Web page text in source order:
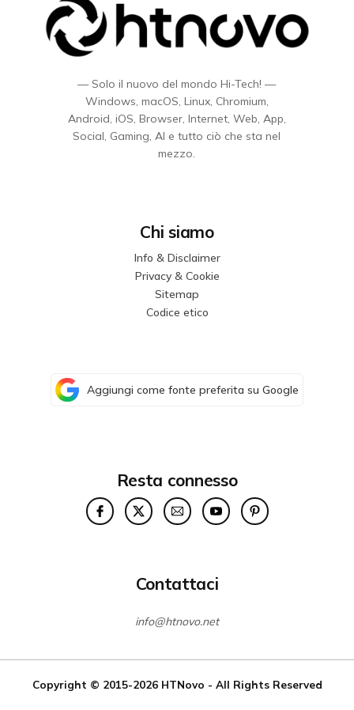
— Solo il nuovo del mondo Hi-Tech! —
Windows, macOS, Linux, Chromium,
Android, iOS, Browser, Internet, Web, App,
Social, Gaming, AI e tutto ciò che sta nel
mezzo.
Chi siamo
Info & Disclaimer
Privacy & Cookie
Sitemap
Codice etico
Aggiungi come fonte preferita su Google
Resta connesso
Contattaci
info@htnovo.net
Copyright © 2015-2026 HTNovo - All Rights Reserved